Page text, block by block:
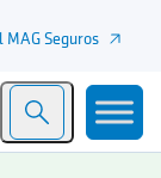
Seguros